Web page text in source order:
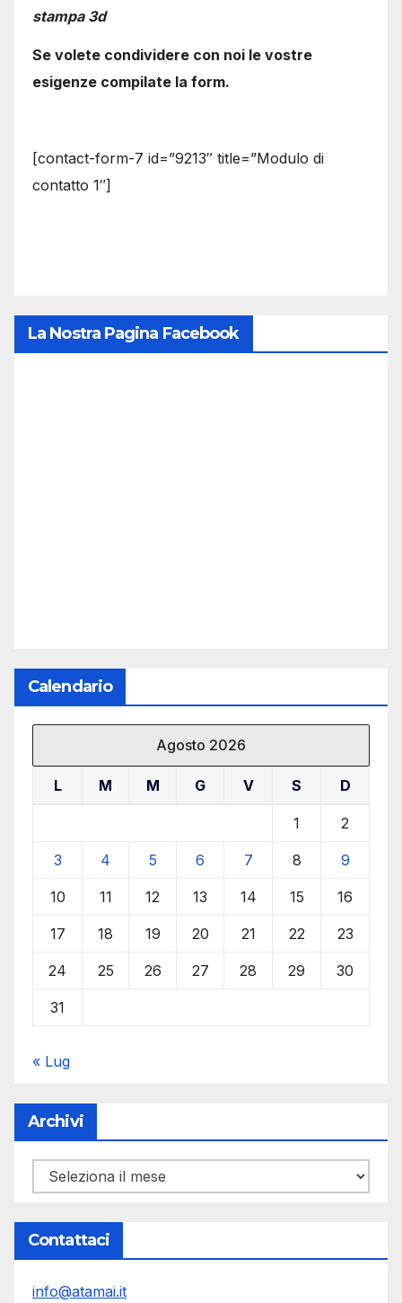
stampa 3d
Se volete condividere con noi le vostre
esigenze compilate la form.
[contact-form-7 id=”9213″ title=”Modulo di
contatto 1″]
La Nostra Pagina Facebook
Calendario
Agosto 2026
L M M G V S D
1 2
3 4 5 6 7 8 9
10 11 12 13 14 15 16
17 18 19 20 21 22 23
24 25 26 27 28 29 30
31
« Lug
Archivi
Archivi
Contattaci
info@atamai.it